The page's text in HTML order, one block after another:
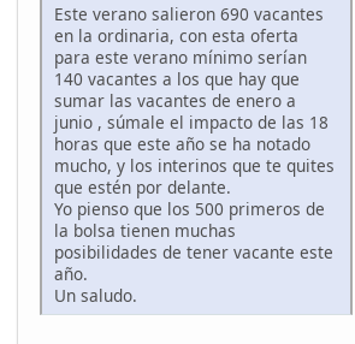
Este verano salieron 690 vacantes
en la ordinaria, con esta oferta
para este verano mínimo serían
140 vacantes a los que hay que
sumar las vacantes de enero a
junio , súmale el impacto de las 18
horas que este año se ha notado
mucho, y los interinos que te quites
que estén por delante.
Yo pienso que los 500 primeros de
la bolsa tienen muchas
posibilidades de tener vacante este
año.
Un saludo.